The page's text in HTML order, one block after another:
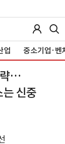
업 중소기업·벤
략…
신중